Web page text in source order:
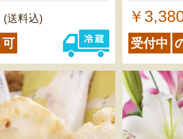
(送料込) ￥
受付中